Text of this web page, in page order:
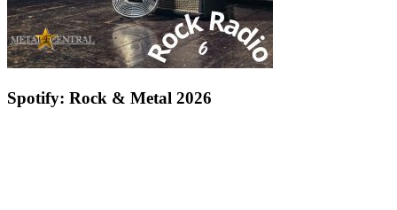
Spotify: Rock & Metal 2026